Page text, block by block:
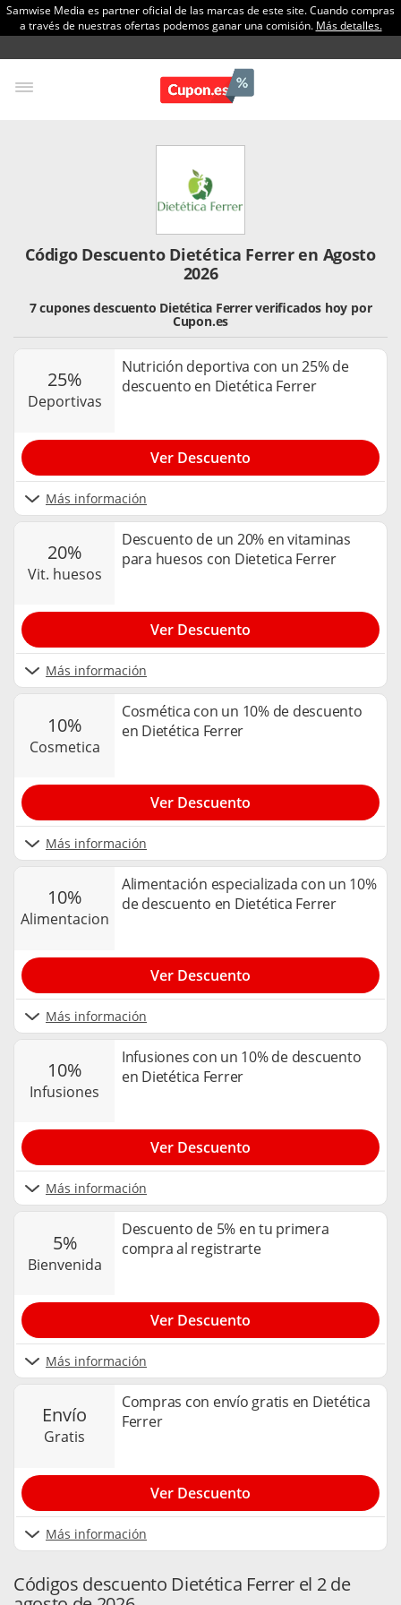
Samwise Media es partner oficial de las marcas de este site. Cuando compras
a través de nuestras ofertas podemos ganar una comisión. Más detalles.
Código Descuento Dietética Ferrer en Agosto
2026
7 cupones descuento Dietética Ferrer verificados hoy por
Cupon.es
25%
deportivas
Nutrición deportiva con un 25% de
descuento en Dietética Ferrer
Más información
Ver Descuento
20%
vit. huesos
Descuento de un 20% en vitaminas
para huesos con Dietetica Ferrer
Más información
Ver Descuento
10%
cosmetica
Cosmética con un 10% de descuento
en Dietética Ferrer
Más información
Ver Descuento
10%
alimentacion
Alimentación especializada con un 10%
de descuento en Dietética Ferrer
Más información
Ver Descuento
10%
infusiones
Infusiones con un 10% de descuento
en Dietética Ferrer
Más información
Ver Descuento
5%
bienvenida
Descuento de 5% en tu primera
compra al registrarte
Más información
Ver Descuento
envío
gratis
Compras con envío gratis en Dietética
Ferrer
Más información
Ver Descuento
Códigos descuento Dietética Ferrer el 2 de